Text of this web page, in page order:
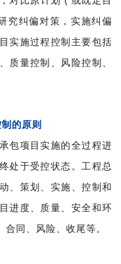
究纠偏对策，实施纠偏
实施过程控制主要包括
质量控制、风险控制、
的原则
包项目实施的全过程进
处于受控状态。工程总
、策划、实施、控制和
进度、质量、安全和环
同、风险、收尾等。